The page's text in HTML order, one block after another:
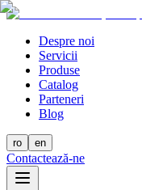
Despre noi
Servicii
Produse
Catalog
Parteneri
Blog
ro en
Contactează-ne